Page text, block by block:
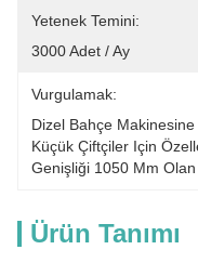
Yetenek Temini:
3000 Adet / Ay
Vurgulamak:
Dizel Bahçe
Küçük Çiftçiler Için
Genişliği 1050 Mm Olan
Ürün Tanımı